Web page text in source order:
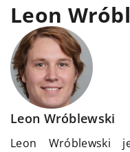
Leon
Leon Wróblewski
Leon Wróblewski